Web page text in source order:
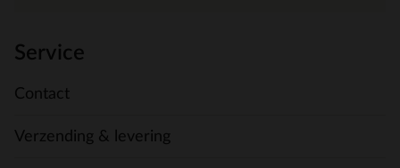
Service
Contact
Verzending & levering